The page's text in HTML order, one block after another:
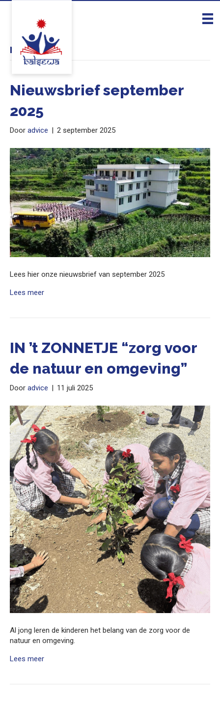
Nieuws
Nieuwsbrief september
2025
Door advice 2 september 2025
Lees hier onze nieuwsbrief van september 2025
Lees meer
IN ’t ZONNETJE “zorg voor
de natuur en omgeving”
Door advice 11 juli 2025
Al jong leren de kinderen het belang van de zorg voor de
natuur en omgeving.
Lees meer